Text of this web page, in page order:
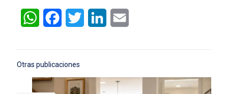
WhatsAppFacebookTwitter LinkedIn
Otras publicaciones